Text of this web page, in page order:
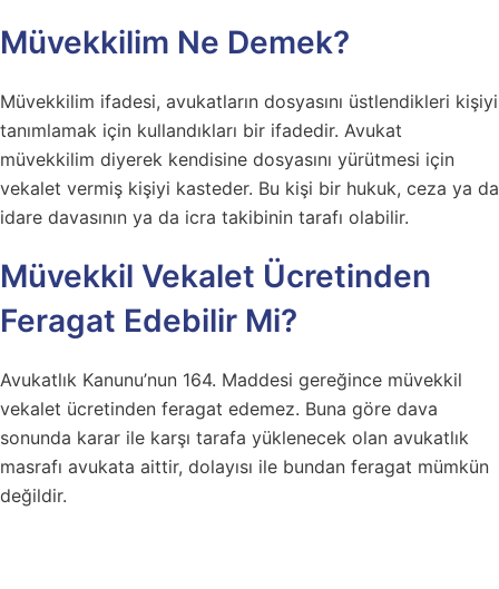
Müvekkilim Ne Demek?
Müvekkilim ifadesi, avukatların dosyasını üstlendikleri kişiyi
tanımlamak için kullandıkları bir ifadedir. Avukat
müvekkilim diyerek kendisine dosyasını yürütmesi için
vekalet vermiş kişiyi kasteder. Bu kişi bir hukuk, ceza ya da
idare davasının ya da icra takibinin tarafı olabilir.
Müvekkil Vekalet Ücretinden
Feragat Edebilir Mi?
Avukatlık Kanunu’nun 164. Maddesi gereğince müvekkil
vekalet ücretinden feragat edemez. Buna göre dava
sonunda karar ile karşı tarafa yüklenecek olan avukatlık
masrafı avukata aittir, dolayısı ile bundan feragat mümkün
değildir.